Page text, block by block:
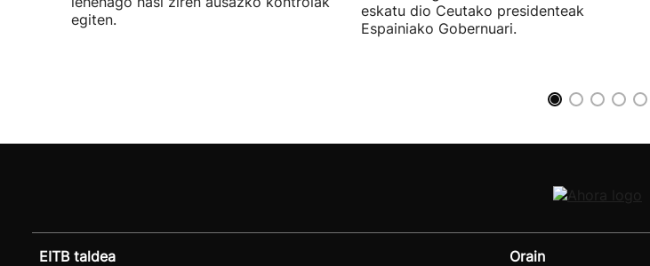
egiten.
eskatu dio Ceutako presidenteak
Espainiako Gobernuari.
EITB taldea Orain